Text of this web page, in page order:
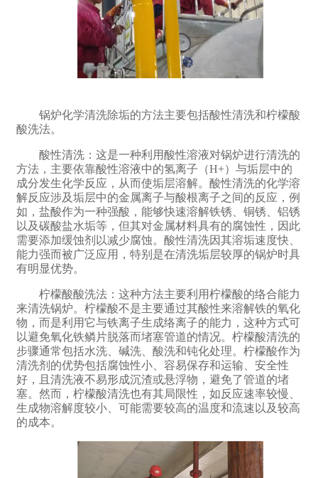
锅炉化学清洗除垢的方法主要包括酸性清洗和柠檬酸
酸洗法。‌
酸性清洗：‌这是一种利用酸性溶液对锅炉进行清洗的
方法，‌主要依靠酸性溶液中的氢离子（‌H+）‌与垢层中的
成分发生化学反应，‌从而使垢层溶解。‌酸性清洗的化学溶
解反应涉及垢层中的金属离子与酸根离子之间的反应，‌例
如，‌盐酸作为一种强酸，‌能够快速溶解铁锈、‌铜锈、‌铝锈
以及碳酸盐水垢等，‌但其对金属材料具有的腐蚀性，‌因此
需要添加缓蚀剂以减少腐蚀。‌酸性清洗因其溶垢速度快、‌
能力强而被广泛应用，‌特别是在清洗垢层较厚的锅炉时具
有明显优势。
柠檬酸酸洗法：‌这种方法主要利用柠檬酸的络合能力
来清洗锅炉。‌柠檬酸不是主要通过其酸性来溶解铁的氧化
物，‌而是利用它与铁离子生成络离子的能力，‌这种方式可
以避免氧化铁鳞片脱落而堵塞管道的情况。‌柠檬酸清洗的
步骤通常包括水洗、‌碱洗、‌酸洗和钝化处理。‌柠檬酸作为
清洗剂的优势包括腐蚀性小、‌容易保存和运输、‌安全性
好，‌且清洗液不易形成沉渣或悬浮物，‌避免了管道的堵
塞。‌然而，‌柠檬酸清洗也有其局限性，‌如反应速率较慢、‌
生成物溶解度较小、‌可能需要较高的温度和流速以及较高
的成本。